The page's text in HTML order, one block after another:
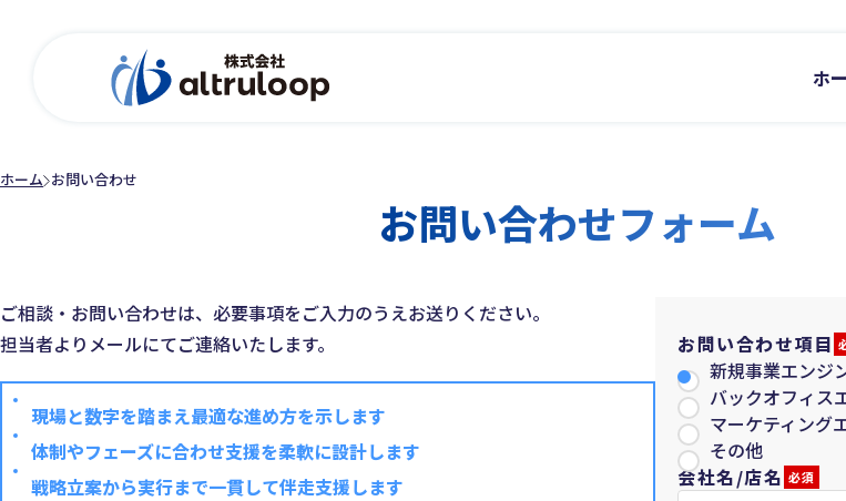
ホ
ホーム お問い合わせ
お問い合わせフォーム
ご相談・お問い合わせは、必要事項をご入力のうえお送りください。
担当者よりメールにてご連絡いたします。
現場と数字を踏まえ最適な進め方を示します
体制やフェーズに合わせ支援を柔軟に設計します
戦略立案から実行まで一貫して伴走支援します
お問い合わせ項目
新規事業エンジ
バックオフィス
マーケティング
その他
会社名/店名 必須